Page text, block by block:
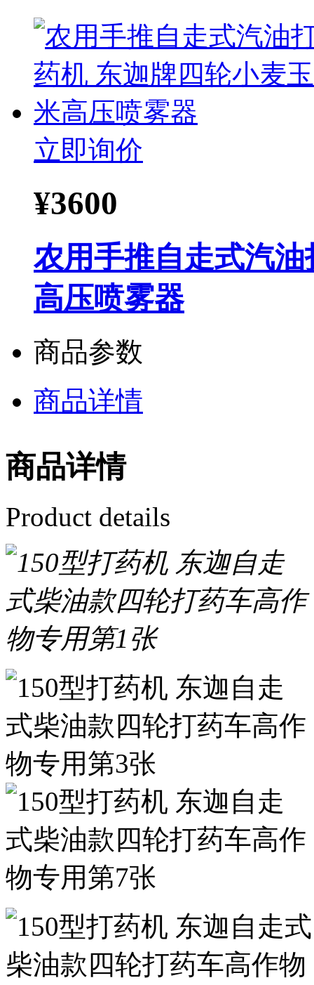
立即询价
¥3600
农用手推自走式汽
高压喷雾器
商品参数
商品详情
商品详情
Product details